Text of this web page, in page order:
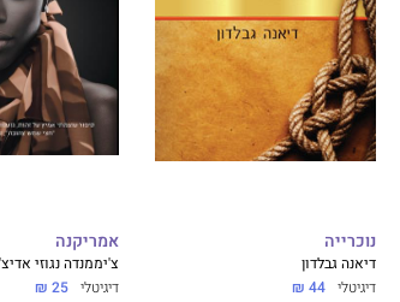
נוכרייה
דיאנה גבלדון
דיגיטלי 44 ₪
אמריקנה
צ'יממנדה נגוזי
דיגיטלי 25 ₪